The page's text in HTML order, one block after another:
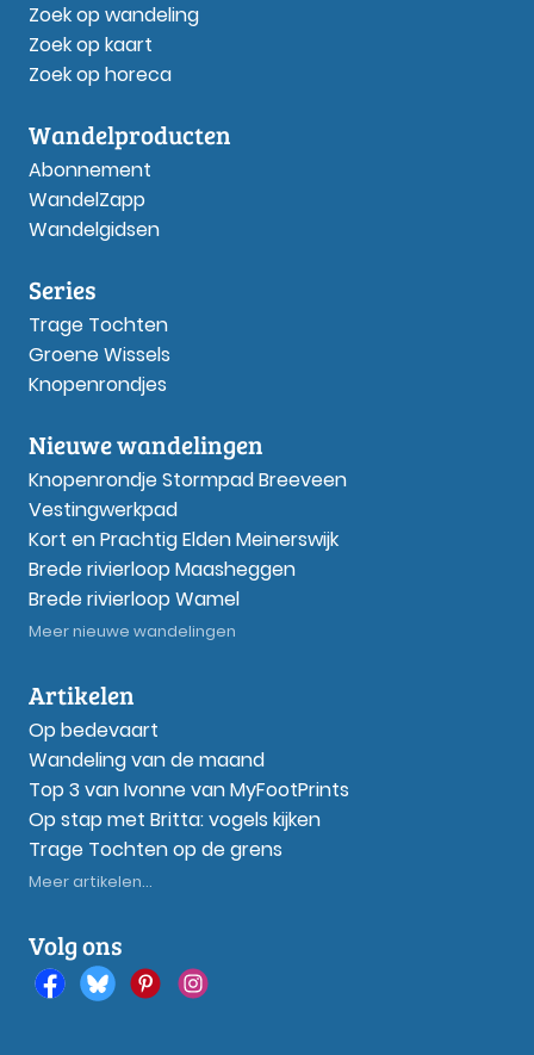
Zoek op wandeling
Zoek op kaart
Zoek op horeca
Wandelproducten
Abonnement
WandelZapp
Wandelgidsen
Series
Trage Tochten
Groene Wissels
Knopenrondjes
Nieuwe wandelingen
Knopenrondje Stormpad Breeveen
Vestingwerkpad
Kort en Prachtig Elden Meinerswijk
Brede rivierloop Maasheggen
Brede rivierloop Wamel
Meer nieuwe wandelingen
Artikelen
Op bedevaart
Wandeling van de maand
Top 3 van Ivonne van MyFootPrints
Op stap met Britta: vogels kijken
Trage Tochten op de grens
Meer artikelen...
Volg ons